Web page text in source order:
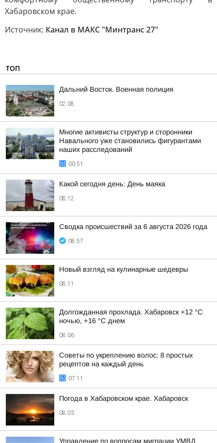
Хабаровском крае.
Источник: Канал в МАКС "Минтранс 27"
ТОП
Дальний Восток. Военная полиция
02:08
Многие активисты структур и сторонники
Навального уже становились фигурантами
наших расследований
00:51
Какой сегодня день: День маяка
08:12
Сводка происшествий за 6 августа 2026 года
08:57
Новый взгляд на кулинарные шедевры
08:11
Долгожданная прохлада. Хабаровск +12 °C
ночью, +16 °C днем
08:06
Советы по укреплению волос: 8 простых
рецептов на каждый день
07:11
Погода в Хабаровском крае. Хабаровск
08:03
Управление по вопросам миграции УМВД